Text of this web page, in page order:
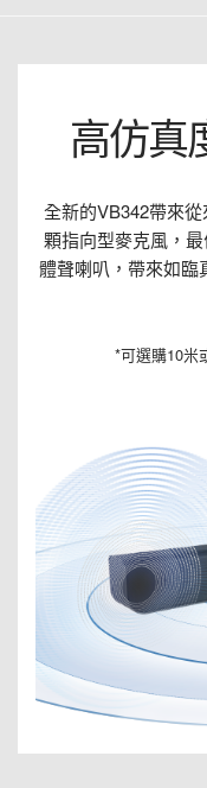
高仿真
全新的VB342帶來
顆指向型麥克風，
體聲喇叭，帶來如臨
*可選購10米